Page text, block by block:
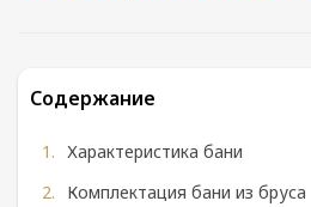
Содержание
Характеристика бани
Комплектация бани из бруса